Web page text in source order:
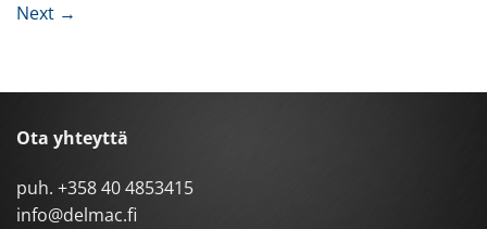
Next →
Ota yhteyttä
puh. +358 40 4853415
info@delmac.fi